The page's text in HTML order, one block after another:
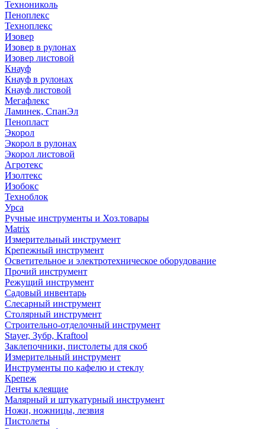
Технониколь
Пеноплекс
Техноплекс
Изовер
Изовер в рулонах
Изовер листовой
Кнауф
Кнауф в рулонах
Кнауф листовой
Мегафлекс
Ламинек, СпанЭл
Пенопласт
Экорол
Экорол в рулонах
Экорол листовой
Агротекс
Изолтекс
Изобокс
Техноблок
Урса
Ручные инструменты и Хоз.товары
Matrix
Измерительный инструмент
Крепежный инструмент
Осветительное и электротехническое оборудование
Прочий инструмент
Режущий инструмент
Садовый инвентарь
Слесарный инструмент
Столярный инструмент
Строительно-отделочный инструмент
Stayer, Зубр, Kraftool
Заклепочники, пистолеты для скоб
Измерительный инструмент
Инструменты по кафелю и стеклу
Крепеж
Ленты клеящие
Малярный и штукатурный инструмент
Ножи, ножницы, лезвия
Пистолеты